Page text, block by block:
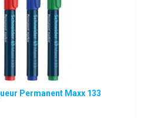
Permanent Maxx 133